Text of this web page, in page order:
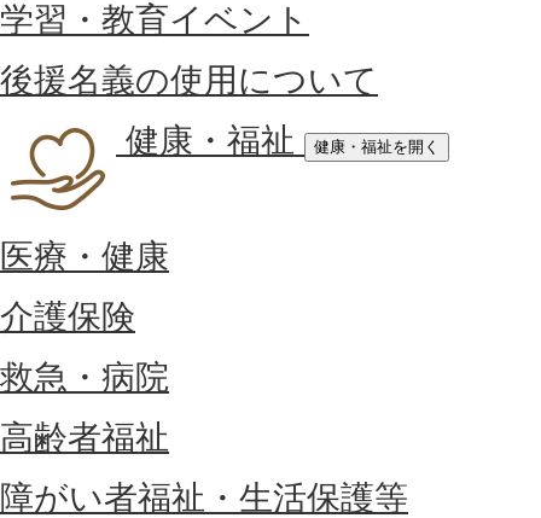
学習・教育イベント
後援名義の使用について
健康・福祉
健康・福祉を開く
医療・健康
介護保険
救急・病院
高齢者福祉
障がい者福祉・生活保護等